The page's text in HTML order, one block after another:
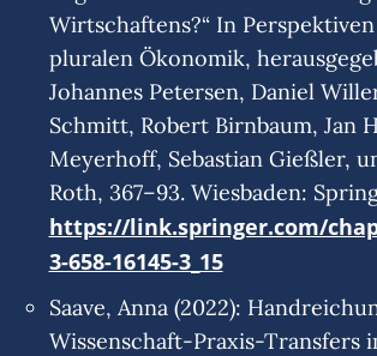
Wirtschaftens?“ In
pluralen Ökonomik,
Johannes Petersen, Daniel
Schmitt, Robert Birnbaum, Jan
Meyerhoff, Sebastian Gießler,
Roth, 367–93. Wiesbaden:
https://link.springer.com/
3-658-16145-3_15
Saave, Anna (2022):
Wissenschaft-Praxis-Transfers